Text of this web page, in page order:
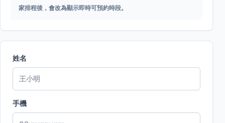
家排程後，會改為顯示即時可預約時段。
姓名
手機